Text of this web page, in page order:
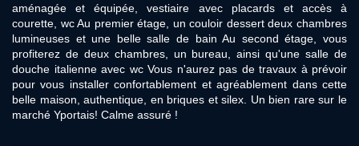
aménagée et équipée, vestiaire avec placards et accès à
courette, wc Au premier étage, un couloir dessert deux chambres
lumineuses et une belle salle de bain Au second étage, vous
profiterez de deux chambres, un bureau, ainsi qu'une salle de
douche italienne avec wc Vous n'aurez pas de travaux à prévoir
pour vous installer confortablement et agréablement dans cette
belle maison, authentique, en briques et silex. Un bien rare sur le
marché Yportais! Calme assuré !